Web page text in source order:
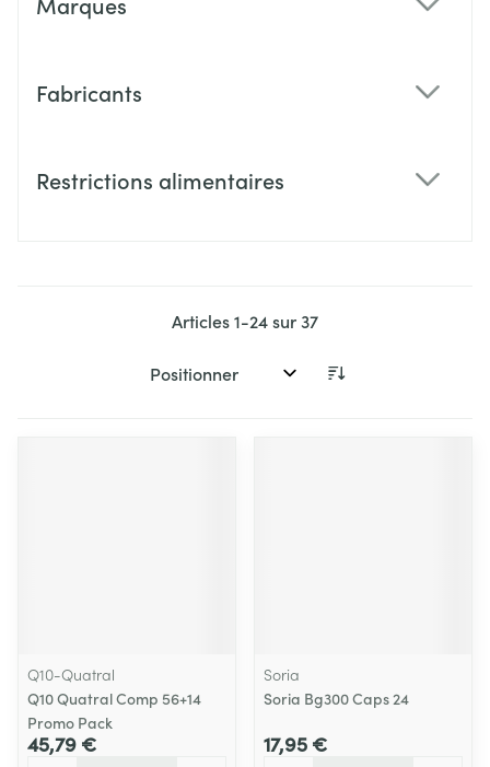
Fabricants
Restrictions alimentaires
Articles1-24sur37
Trier par:
Q10-Quatral
Q10 Quatral Comp 56+14
Promo Pack
45,79 €
Soria
Soria Bg300 Caps 24
17,95 €